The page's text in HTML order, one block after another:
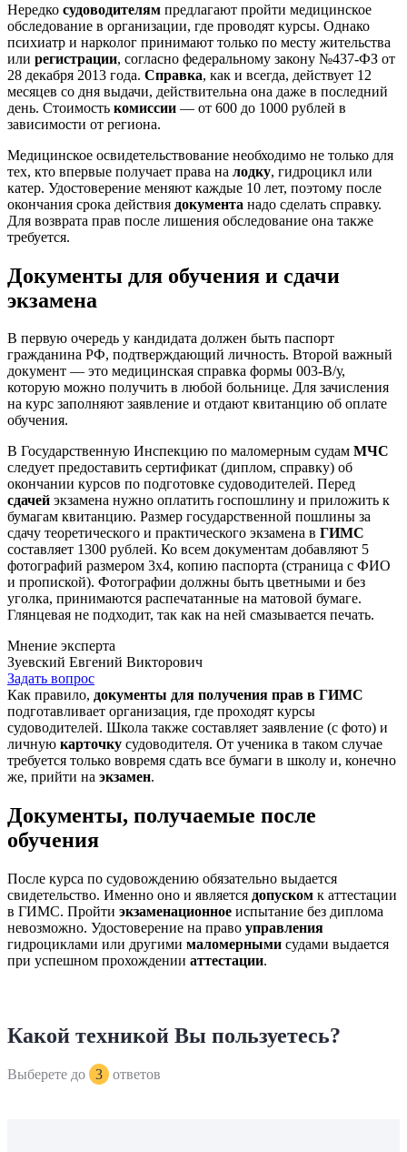
Нередко судоводителям предлагают пройти медицинское
обследование в организации, где проводят курсы. Однако
психиатр и нарколог принимают только по месту жительства
или регистрации, согласно федеральному закону №437-ФЗ от
28 декабря 2013 года. Справка, как и всегда, действует 12
месяцев со дня выдачи, действительна она даже в последний
день. Стоимость комиссии — от 600 до 1000 рублей в
зависимости от региона.
Медицинское освидетельствование необходимо не только для
тех, кто впервые получает права на лодку, гидроцикл или
катер. Удостоверение меняют каждые 10 лет, поэтому после
окончания срока действия документа надо сделать справку.
Для возврата прав после лишения обследование она также
требуется.
Документы для обучения и сдачи
экзамена
В первую очередь у кандидата должен быть паспорт
гражданина РФ, подтверждающий личность. Второй важный
документ — это медицинская справка формы 003-В/у,
которую можно получить в любой больнице. Для зачисления
на курс заполняют заявление и отдают квитанцию об оплате
обучения.
В Государственную Инспекцию по маломерным судам МЧС
следует предоставить сертификат (диплом, справку) об
окончании курсов по подготовке судоводителей. Перед
сдачей экзамена нужно оплатить госпошлину и приложить к
бумагам квитанцию. Размер государственной пошлины за
сдачу теоретического и практического экзамена в ГИМС
составляет 1300 рублей. Ко всем документам добавляют 5
фотографий размером 3х4, копию паспорта (страница с ФИО
и пропиской). Фотографии должны быть цветными и без
уголка, принимаются распечатанные на матовой бумаге.
Глянцевая не подходит, так как на ней смазывается печать.
Мнение эксперта
Зуевский Евгений Викторович
Задать вопрос
Как правило, документы для получения прав в ГИМС
подготавливает организация, где проходят курсы
судоводителей. Школа также составляет заявление (с фото) и
личную карточку судоводителя. От ученика в таком случае
требуется только вовремя сдать все бумаги в школу и, конечно
же, прийти на экзамен.
Документы, получаемые после
обучения
После курса по судовождению обязательно выдается
свидетельство. Именно оно и является допуском к аттестации
в ГИМС. Пройти экзаменационное испытание без диплома
невозможно. Удостоверение на право управления
гидроциклами или другими маломерными судами выдается
при успешном прохождении аттестации.
Какой техникой Вы пользуетесь?
Выберете до 3 ответов